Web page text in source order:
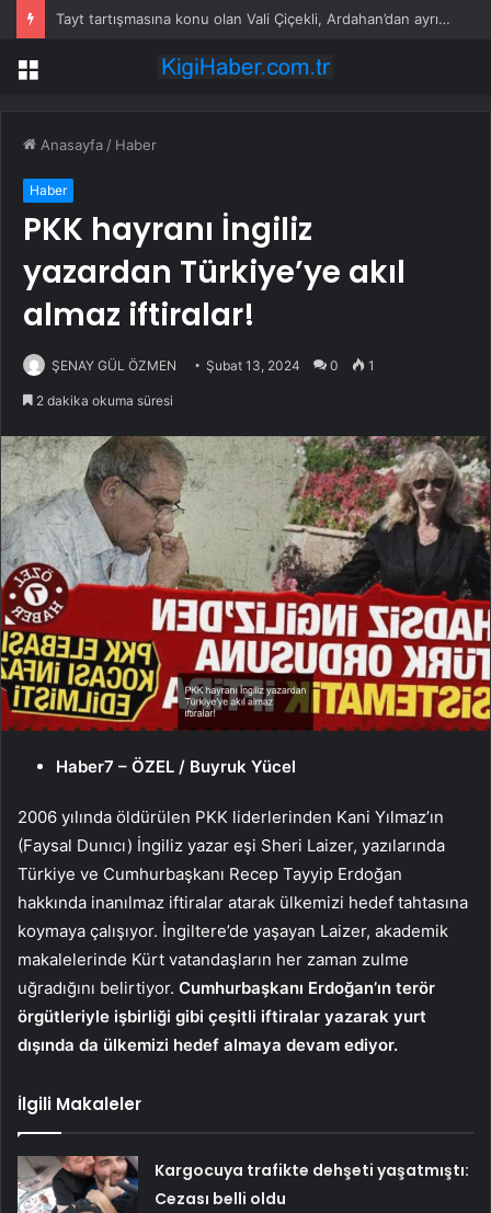
Tayt tartışmasına konu olan Vali Çiçekli, Ardahan’dan ayrıldı! Dikkat çeken görüntüler
Menü
Anasayfa / Haber
Haber
PKK hayranı İngiliz
yazardan Türkiye’ye akıl
almaz iftiralar!
ŞENAY GÜL ÖZMEN Şubat 13, 2024 0 1
2 dakika okuma süresi
Haber7 – ÖZEL / Buyruk Yücel
2006 yılında öldürülen PKK liderlerinden Kani Yılmaz’ın
(Faysal Dunıcı) İngiliz yazar eşi Sheri Laizer, yazılarında
Türkiye ve Cumhurbaşkanı Recep Tayyip Erdoğan
hakkında inanılmaz iftiralar atarak ülkemizi hedef tahtasına
koymaya çalışıyor. İngiltere’de yaşayan Laizer, akademik
makalelerinde Kürt vatandaşların her zaman zulme
uğradığını belirtiyor. Cumhurbaşkanı Erdoğan’ın terör
örgütleriyle işbirliği gibi çeşitli iftiralar yazarak yurt
dışında da ülkemizi hedef almaya devam ediyor.
İlgili Makaleler
Kargocuya trafikte dehşeti yaşatmıştı:
Cezası belli oldu